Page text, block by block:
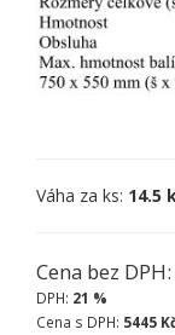
Váha za ks: 14.5
Cena bez DPH:
DPH: 21 %
Cena s DPH: 5445